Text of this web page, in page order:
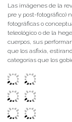
Las imágenes de la
pre y post-fotográfico)
fotográficas o
teleológico o de la
cuerpos, sus
que los asfixia,
categorías que los